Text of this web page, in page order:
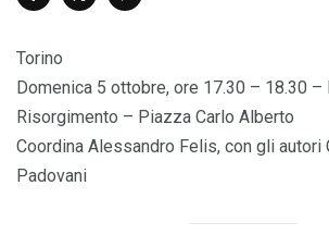
Torino
Domenica 5 ottobre, ore 17.30 – 18.30
Risorgimento – Piazza Carlo Alberto
Coordina Alessandro Felis, con gli autori
Padovani